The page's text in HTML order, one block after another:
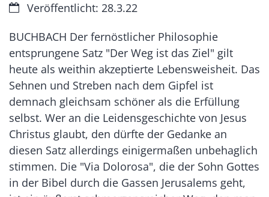
Datum:Veröffentlicht: 28.3.22
BUCHBACH Der fernöstlicher Philosophie
entsprungene Satz "Der Weg ist das Ziel" gilt
heute als weithin akzeptierte Lebensweisheit. Das
Sehnen und Streben nach dem Gipfel ist
demnach gleichsam schöner als die Erfüllung
selbst. Wer an die Leidensgeschichte von Jesus
Christus glaubt, den dürfte der Gedanke an
diesen Satz allerdings einigermaßen unbehaglich
stimmen. Die "Via Dolorosa", die der Sohn Gottes
in der Bibel durch die Gassen Jerusalems geht,